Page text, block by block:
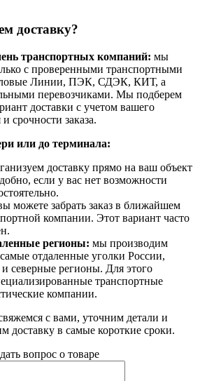
доставку?
транспортных компаний: мы
с проверенными транспортными
Линии, ПЭК, СДЭК, КИТ, а
перевозчиками. Мы подберем
доставки с учетом вашего
срочности заказа.
или до терминала:
доставку прямо на ваш объект
если у вас нет возможности
можете забрать заказ в ближайшем
компании. Этот вариант часто
регионы: мы производим
отдаленные уголки России,
северные регионы. Для этого
транспортные
компании.
с вами, уточним детали и
доставку в самые короткие сроки.
вопрос о товаре